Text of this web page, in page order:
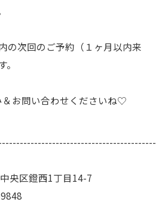
の次回のご予約（１ヶ月以内来
お問い合わせくださいね♡
央区鐙西1丁目14-7